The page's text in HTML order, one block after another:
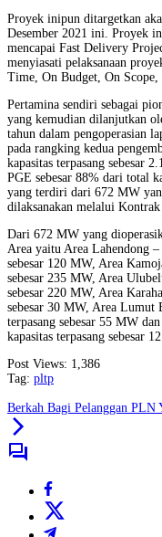
Proyek inipun ditargetkan
Desember 2021 ini. Proyek
mencapai Fast Delivery
menyiasati pelaksanaan
Time, On Budget, On
Pertamina sendiri sebagai
yang kemudian dilanjutkan
tahun dalam pengoperasian
pada rangking kedua
kapasitas terpasang sebesar
PGE sebesar 88% dari total
yang terdiri dari 672 MW
dilaksanakan melalui Kontrak
Dari 672 MW yang
Area yaitu Area Lahendong –
sebesar 120 MW, Area
sebesar 235 MW, Area
sebesar 220 MW, Area
sebesar 30 MW, Area Lumut
terpasang sebesar 55 MW
kapasitas terpasang sebesar
Post Views: 1,386
Tag: pltp
Berkah Bagi Pelanggan PLN